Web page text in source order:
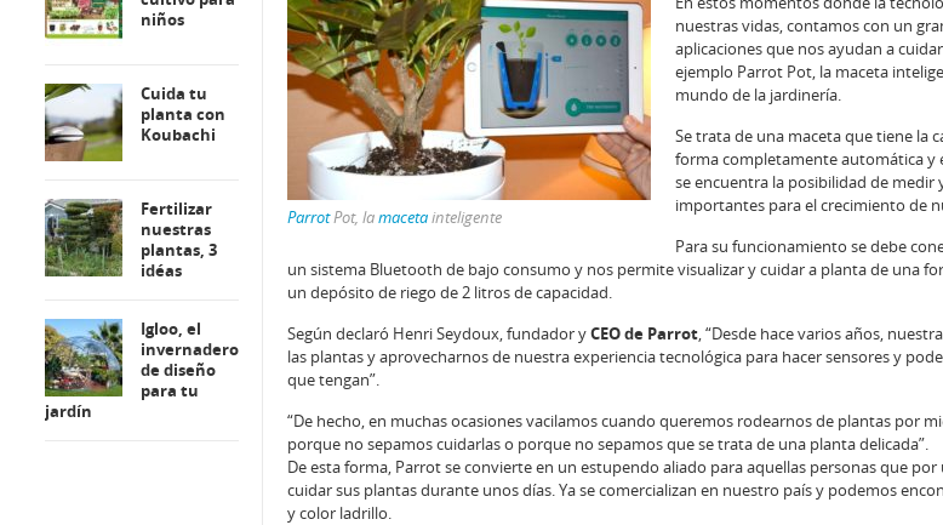
ParrotPot, lamacetainteligente
nuestras vidas, contamos con un
aplicaciones que nos ayudan a
ejemplo Parrot Pot, la maceta
mundo de la jardinería.
Se trata de una maceta que tiene la
forma completamente automática y
se encuentra la posibilidad de medir
importantes para el crecimiento de
Para su funcionamiento se debe
un sistema Bluetooth de bajo consumo y nos permite visualizar y cuidar a planta de una
un depósito de riego de 2 litros de capacidad.
Según declaró Henri Seydoux, fundador yCEO de Parrot, “Desde hace varios años,
las plantas y aprovecharnos de nuestra experiencia tecnológica para hacer sensores y
que tengan”.
“De hecho, en muchas ocasiones vacilamos cuando queremos rodearnos de plantas por
porque no sepamos cuidarlas o porque no sepamos que se trata de una planta delicada”.
De esta forma, Parrot se convierte en un estupendo aliado para aquellas personas que
cuidar sus plantas durante unos días. Ya se comercializan en nuestro país y podemos
y color ladrillo.
niños
Cuida tu
planta con
Koubachi
Fertilizar
nuestras
plantas, 3
idéas
Igloo, el
invernadero
de diseño
para tu
jardín